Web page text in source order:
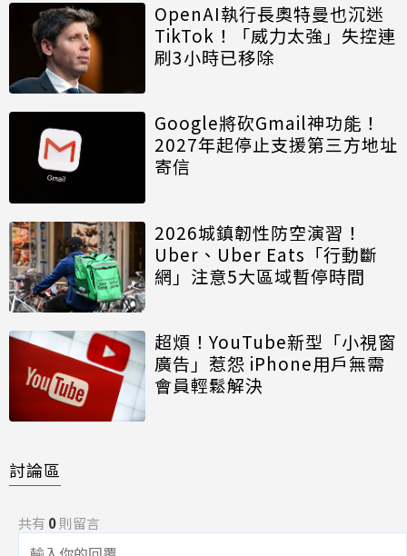
OpenAI執行長奧特曼也沉迷
TikTok！「威力太強」失控連
刷3小時已移除
Google將砍Gmail神功能！
2027年起停止支援第三方地址
寄信
2026城鎮韌性防空演習！
Uber、Uber Eats「行動斷
網」注意5大區域暫停時間
超煩！YouTube新型「小視窗
廣告」惹怨 iPhone用戶無需
會員輕鬆解決
討論區
共有 0則留言